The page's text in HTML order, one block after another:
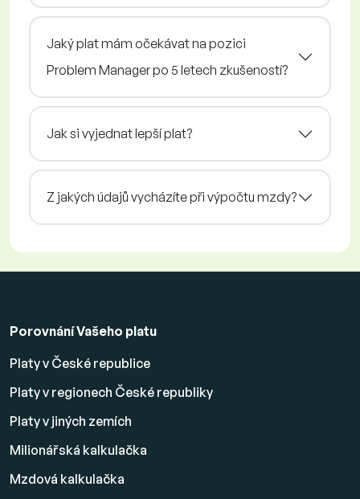
Jaký plat mám očekávat na pozici
Problem Manager po 5 letech zkušeností?
Jak si vyjednat lepší plat?
Z jakých údajů vycházíte při výpočtu mzdy?
Porovnání Vašeho platu
Platy v České republice
Platy v regionech České republiky
Platy v jiných zemích
Milionářská kalkulačka
Mzdová kalkulačka